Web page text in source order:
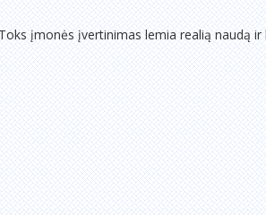
įmonės įvertinimas lemia realią naudą